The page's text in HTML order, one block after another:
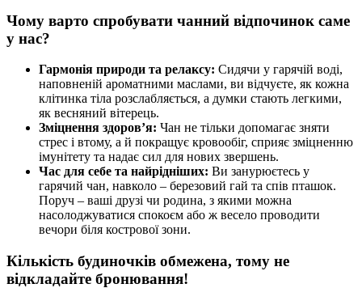
Чому варто спробувати чанний відпочинок саме
у нас?
Гармонія природи та релаксу: Сидячи у гарячій воді,
наповненій ароматними маслами, ви відчуєте, як кожна
клітинка тіла розслабляється, а думки стають легкими,
як весняний вітерець.
Зміцнення здоров’я: Чан не тільки допомагає зняти
стрес і втому, а й покращує кровообіг, сприяє зміцненню
імунітету та надає сил для нових звершень.
Час для себе та найрідніших: Ви занурюєтесь у
гарячий чан, навколо – березовий гай та спів пташок.
Поруч – ваші друзі чи родина, з якими можна
насолоджуватися спокоєм або ж весело проводити
вечори біля кострової зони.
Кількість будиночків обмежена, тому не
відкладайте бронювання!